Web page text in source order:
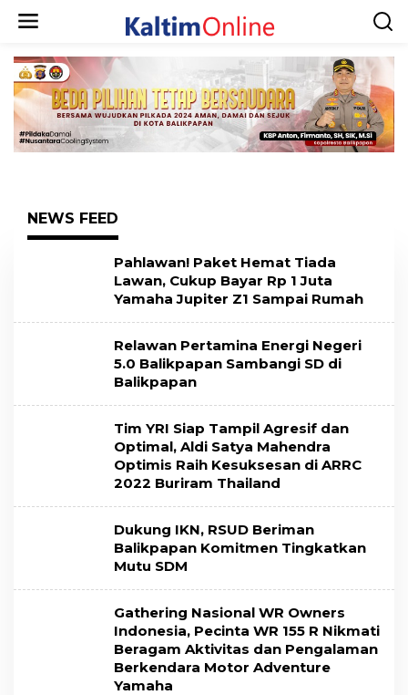
NEWS FEED
Pahlawan! Paket Hemat Tiada
Lawan, Cukup Bayar Rp 1 Juta
Yamaha Jupiter Z1 Sampai Rumah
Relawan Pertamina Energi Negeri
5.0 Balikpapan Sambangi SD di
Balikpapan
Tim YRI Siap Tampil Agresif dan
Optimal, Aldi Satya Mahendra
Optimis Raih Kesuksesan di ARRC
2022 Buriram Thailand
Dukung IKN, RSUD Beriman
Balikpapan Komitmen Tingkatkan
Mutu SDM
Gathering Nasional WR Owners
Indonesia, Pecinta WR 155 R Nikmati
Beragam Aktivitas dan Pengalaman
Berkendara Motor Adventure
Yamaha